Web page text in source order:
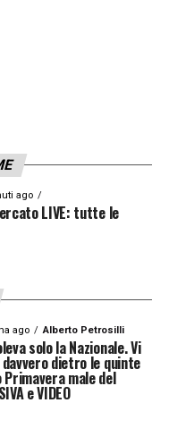
ago
LIVE: tutte le
ago Alberto Petrosilli
solo la Nazionale. Vi
dietro le quinte
Primavera male del
e VIDEO